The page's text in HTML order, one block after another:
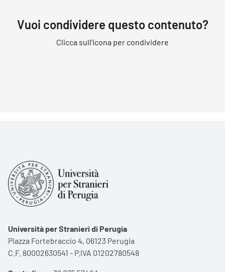
Vuoi condividere questo contenuto?
Clicca sull'icona per condividere
Università per Stranieri di Perugia
Piazza Fortebraccio 4, 06123 Perugia
C.F. 80002630541 - P.IVA 01202780548